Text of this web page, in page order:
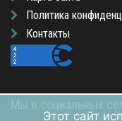
Политика
Контакты
Этот сайт